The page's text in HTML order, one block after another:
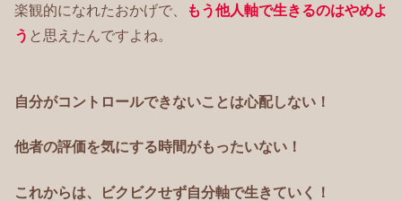
楽観的になれたおかげで、
もう他人軸で生きるのはやめよ
う と思えたんですよね。
自分がコントロールできないことは心配しない！
他者の評価を気にする時間がもったいない！
これからは、ビクビクせず自分軸で生きていく！